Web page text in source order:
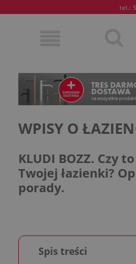
tel.:
WPISY O
KLUDI BOZZ. Czy
Twojej łazienki?
porady.
Spis treści